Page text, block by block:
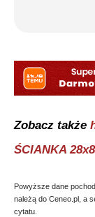
Zobacz także
ŚCIANKA
Powyższe dane
należą do Ceneo.pl, a
cytatu.